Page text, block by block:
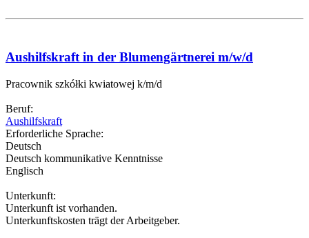
Aushilfskraft in der Blumengärtnerei m/w/d
Pracownik szkółki kwiatowej k/m/d
Beruf:
Aushilfskraft
Erforderliche Sprache:
Deutsch
Deutsch kommunikative Kenntnisse
Englisch
Unterkunft:
Unterkunft ist vorhanden.
Unterkunftskosten trägt der Arbeitgeber.